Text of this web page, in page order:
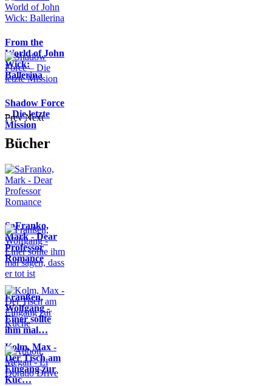
From the
World of John
Wick:
Ballerina
Shadow Force
– Die letzte
Mission
Prev Next
Bücher
SaFranko,
Mark - Dear
Professor
Romance
Franßen,
Wolfgang -
Einer sollte
ihm mal…
Kolm, Max -
Der Tisch am
Eingang zur
Küc…